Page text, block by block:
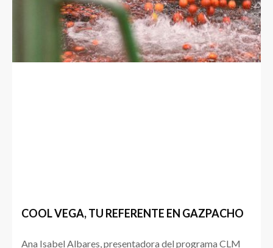
COOL VEGA, TU REFERENTE EN GAZPACHO
Ana Isabel Albares, presentadora del programa CLM